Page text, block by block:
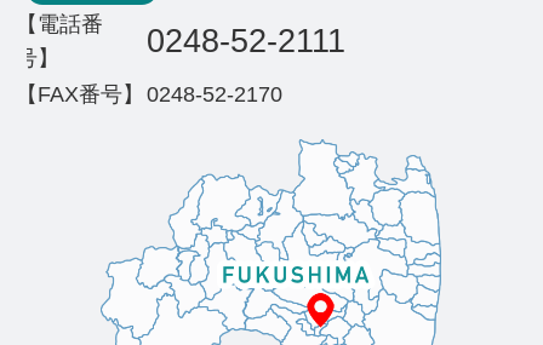
【電話番
号】
0248-52-2111
【FAX番号】 0248-52-2170